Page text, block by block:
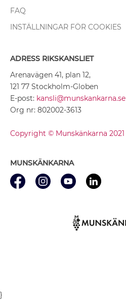
FAQ
INSTÄLLNINGAR FÖR COOKIES
ADRESS RIKSKANSLIET
Arenavägen 41, plan 12,
121 77 Stockholm-Globen
E-post: kansli@munskankarna.se
Org nr: 802002-3613
Copyright © Munskänkarna 2021
MUNSKÄNKARNA
}